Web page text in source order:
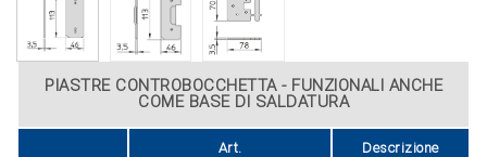
PIASTRE CONTROBOCCHETTA - FUNZIONALI ANCHE
COME BASE DI SALDATURA
Art. Descrizione